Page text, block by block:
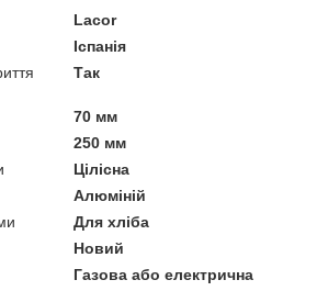
Lacor
Іспанія
Так
70 мм
250 мм
Цілісна
Алюміній
Для хліба
Новий
Газова або електрична